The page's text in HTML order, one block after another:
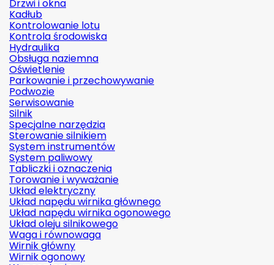
Drzwi i okna
Kadłub
Kontrolowanie lotu
Kontrola środowiska
Hydraulika
Obsługa naziemna
Oświetlenie
Parkowanie i przechowywanie
Podwozie
Serwisowanie
Silnik
Specjalne narzędzia
Sterowanie silnikiem
System instrumentów
System paliwowy
Tabliczki i oznaczenia
Torowanie i wyważanie
Układ elektryczny
Układ napędu wirnika głównego
Układ napędu wirnika ogonowego
Układ oleju silnikowego
Waga i równowaga
Wirnik główny
Wirnik ogonowy